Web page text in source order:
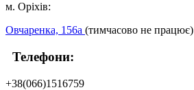
м. Оріхів:
Овчаренка, 156а (тимчасово не працює)
Телефони:
+38(066)1516759